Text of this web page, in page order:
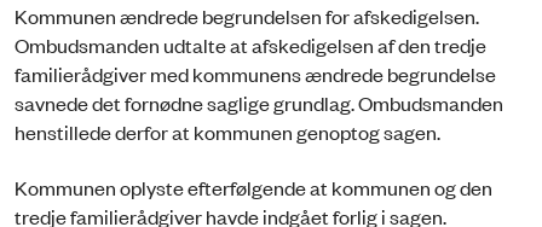
Kommunen ændrede begrundelsen for afskedigelsen.
Ombudsmanden udtalte at afskedigelsen af den tredje
familierådgiver med kommunens ændrede begrundelse
savnede det fornødne saglige grundlag. Ombudsmanden
henstillede derfor at kommunen genoptog sagen.
Kommunen oplyste efterfølgende at kommunen og den
tredje familierådgiver havde indgået forlig i sagen.